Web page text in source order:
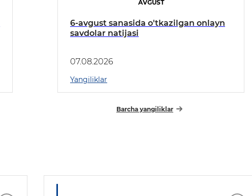
AVGUST
6-avgust sanasida o'tkazilgan onlayn
savdolar natijasi
07.08.2026
Yangiliklar
Barcha yangiliklar